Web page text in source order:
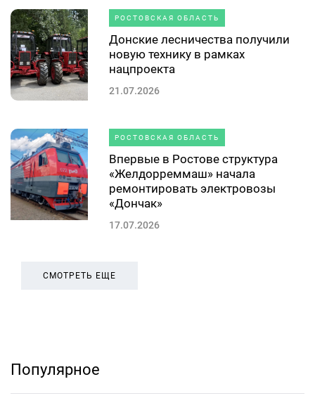
РОСТОВСКАЯ ОБЛАСТЬ
Донские лесничества получили
новую технику в рамках
нацпроекта
21.07.2026
РОСТОВСКАЯ ОБЛАСТЬ
Впервые в Ростове структура
«Желдорреммаш» начала
ремонтировать электровозы
«Дончак»
17.07.2026
СМОТРЕТЬ ЕЩЕ
Популярное